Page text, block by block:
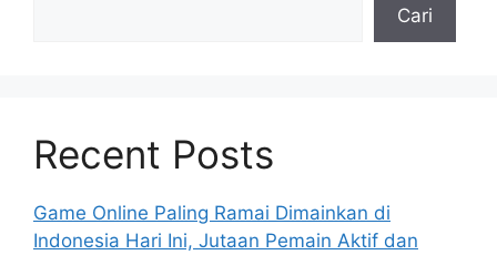
Cari
Recent Posts
Game Online Paling Ramai Dimainkan di
Indonesia Hari Ini, Jutaan Pemain Aktif dan